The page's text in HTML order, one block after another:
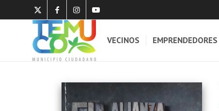
VECINOS EMPRENDEDORES